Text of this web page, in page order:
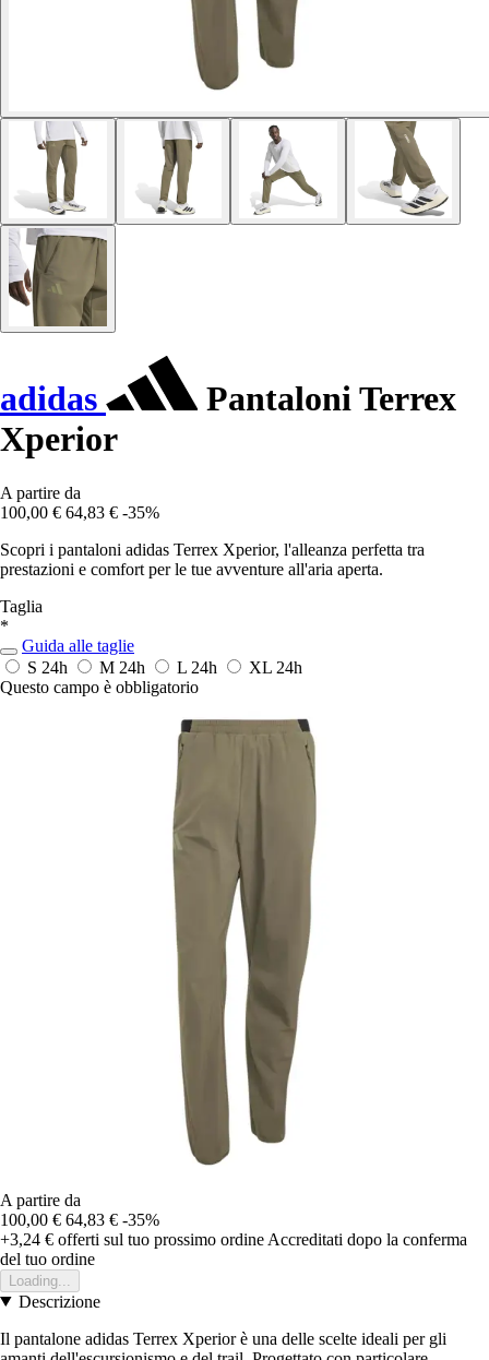
adidas
Pantaloni Terrex
Xperior
A partire da
100,00 € 64,83 € -35%
Scopri i pantaloni adidas Terrex Xperior, l'alleanza perfetta tra
prestazioni e comfort per le tue avventure all'aria aperta.
Taglia
*
Guida alle taglie
S 24h M 24h L 24h XL 24h
Questo campo è obbligatorio
A partire da
100,00 € 64,83 € -35%
+3,24 € offerti sul tuo prossimo ordine Accreditati dopo la conferma
del tuo ordine
Loading...
Descrizione
Il pantalone adidas Terrex Xperior è una delle scelte ideali per gli